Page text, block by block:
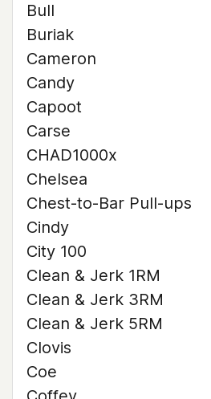
Bull
Buriak
Cameron
Candy
Capoot
Carse
CHAD1000x
Chelsea
Chest-to-Bar Pull-ups
Cindy
City 100
Clean & Jerk 1RM
Clean & Jerk 3RM
Clean & Jerk 5RM
Clovis
Coe